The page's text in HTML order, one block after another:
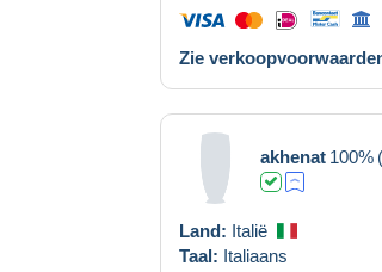
Zie
akhenat 100%
Land: Italië
Taal: Italiaans